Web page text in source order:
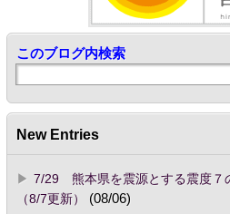
このブログ内検索
New Entries
7/29 熊本県を震源とする震度
（8/7更新）
(08/06)